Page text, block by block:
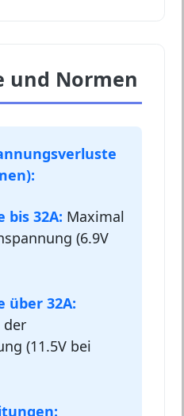
und Normen
bis 32A: Maximal
(6.9V
über 32A:
der
(11.5V bei